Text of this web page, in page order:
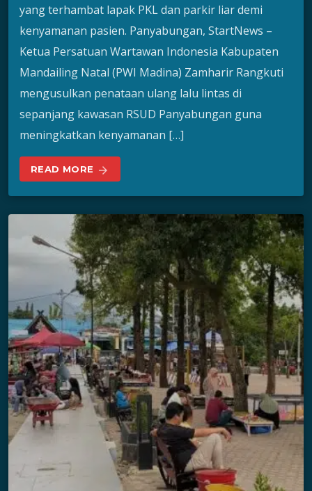
yang terhambat lapak PKL dan parkir liar demi
kenyamanan pasien. Panyabungan, StartNews –
Ketua Persatuan Wartawan Indonesia Kabupaten
Mandailing Natal (PWI Madina) Zamharir Rangkuti
mengusulkan penataan ulang lalu lintas di
sepanjang kawasan RSUD Panyabungan guna
meningkatkan kenyamanan […]
READ MORE arrow_forward